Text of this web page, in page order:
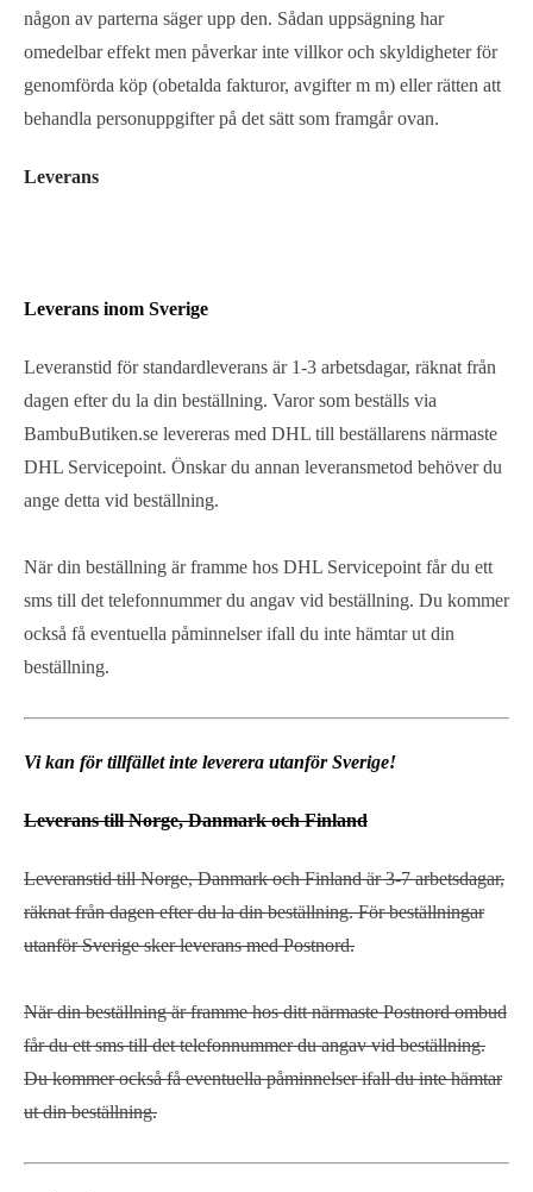
någon av parterna säger upp den. Sådan uppsägning har
omedelbar effekt men påverkar inte villkor och skyldigheter för
genomförda köp (obetalda fakturor, avgifter m m) eller rätten att
behandla personuppgifter på det sätt som framgår ovan.
Leverans
Leverans inom Sverige
Leveranstid för standardleverans är 1-3 arbetsdagar, räknat från
dagen efter du la din beställning. Varor som beställs via
BambuButiken.se levereras med DHL till beställarens närmaste
DHL Servicepoint. Önskar du annan leveransmetod behöver du
ange detta vid beställning.
När din beställning är framme hos DHL Servicepoint får du ett
sms till det telefonnummer du angav vid beställning. Du kommer
också få eventuella påminnelser ifall du inte hämtar ut din
beställning.
Vi kan för tillfället inte leverera utanför Sverige!
Leverans till Norge, Danmark och Finland
Leveranstid till Norge, Danmark och Finland är 3-7 arbetsdagar,
räknat från dagen efter du la din beställning. För beställningar
utanför Sverige sker leverans med Postnord.
När din beställning är framme hos ditt närmaste Postnord ombud
får du ett sms till det telefonnummer du angav vid beställning.
Du kommer också få eventuella påminnelser ifall du inte hämtar
ut din beställning.